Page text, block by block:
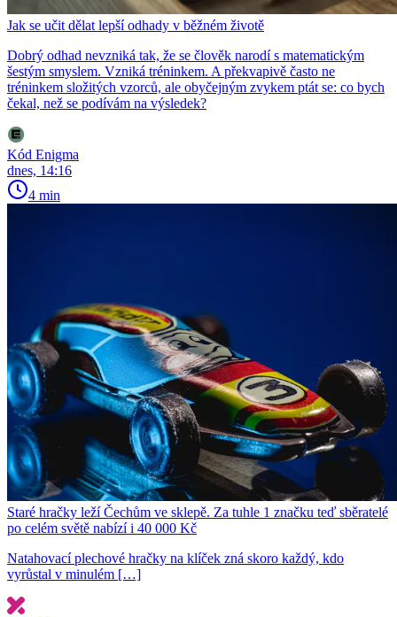
Jak se učit dělat lepší odhady v běžném životě
Dobrý odhad nevzniká tak, že se člověk narodí s matematickým
šestým smyslem. Vzniká tréninkem. A překvapivě často ne
tréninkem složitých vzorců, ale obyčejným zvykem ptát se: co bych
čekal, než se podívám na výsledek?
Kód Enigma
dnes, 14:16
4 min
Staré hračky leží Čechům ve sklepě. Za tuhle 1 značku teď sběratelé
po celém světě nabízí i 40 000 Kč
Natahovací plechové hračky na klíček zná skoro každý, kdo
vyrůstal v minulém […]